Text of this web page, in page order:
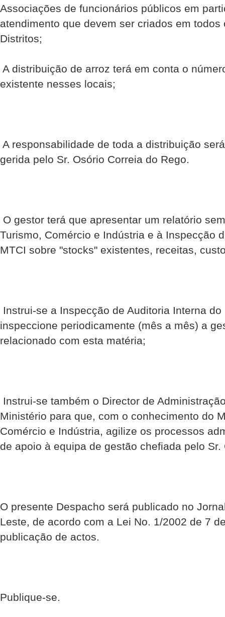
Associações de funcionários públicos em
atendimento que devem ser criados em todos
Distritos;
 A distribuição de arroz terá em conta o
existente nesses locais;
 A responsabilidade de toda a distribuição
gerida pelo Sr. Osório Correia do Rego.
 O gestor terá que apresentar um relatório
Turismo, Comércio e Indústria e à Inspecção
MTCI sobre "stocks" existentes, receitas,
 Instrui-se a Inspecção de Auditoria Interna
inspeccione periodicamente (mês a mês) a
relacionado com esta matéria;
 Instrui-se também o Director de
Ministério para que, com o conhecimento do
Comércio e Indústria, agilize os processos
de apoio à equipa de gestão chefiada pelo
O presente Despacho será publicado no
Leste, de acordo com a Lei No. 1/2002 de 7
publicação de actos.
Publique-se.